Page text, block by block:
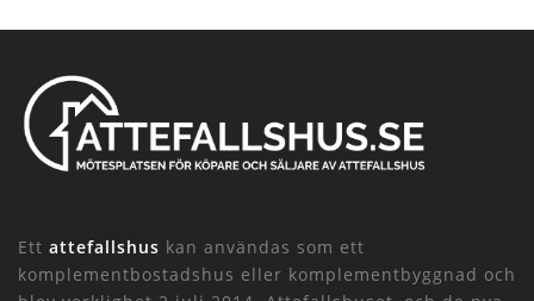
Ett attefallshus kan användas som ett
komplementbostadshus eller komplementbyggnad och